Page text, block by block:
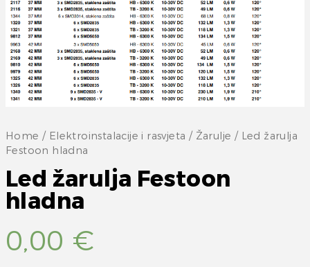
Home / Elektroinstalacije i rasvjeta / Žarulje / Led žarulja
Festoon hladna
Led žarulja Festoon
hladna
0,00 €